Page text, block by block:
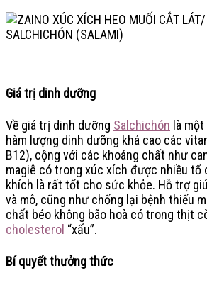
Giá trị dinh dưỡng
Về giá trị dinh dưỡng Salchichón là
hàm lượng dinh dưỡng khá cao các
B12), cộng với các khoáng chất như
magiê có trong xúc xích được nhiều tổ
khích là rất tốt cho sức khỏe. Hỗ trợ
và mô, cũng như chống lại bệnh thiếu
chất béo không bão hoà có trong thịt
cholesterol “xấu”.
Bí quyết thưởng thức